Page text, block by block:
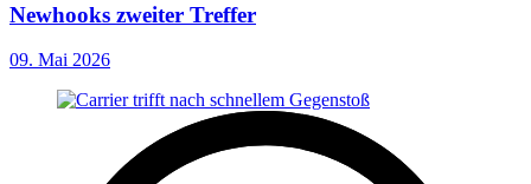
Newhooks zweiter Treffer
09. Mai 2026